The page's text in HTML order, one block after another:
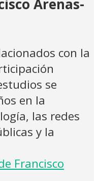
Arenas-
con la
se
en la
las redes
y la
Francisco